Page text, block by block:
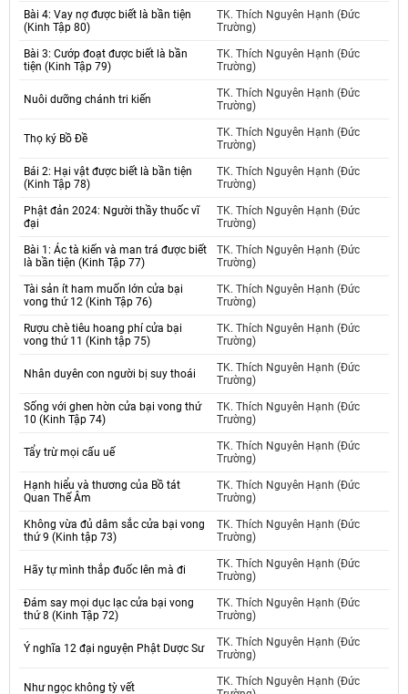
Bài 4: Vay nợ được biết là bần tiện
(Kinh Tập 80)
TK. Thích Nguyên Hạnh (Đức
Trường)
Bài 3: Cướp đoạt được biết là bần
tiện (Kinh Tập 79)
TK. Thích Nguyên Hạnh (Đức
Trường)
Nuôi dưỡng chánh tri kiến
TK. Thích Nguyên Hạnh (Đức
Trường)
Thọ ký Bồ Đề
TK. Thích Nguyên Hạnh (Đức
Trường)
Bái 2: Hại vật được biết là bần tiện
(Kinh Tập 78)
TK. Thích Nguyên Hạnh (Đức
Trường)
Phật đản 2024: Người thầy thuốc vĩ
đại
TK. Thích Nguyên Hạnh (Đức
Trường)
Bài 1: Ác tà kiến và man trá được biết
là bần tiện (Kinh Tập 77)
TK. Thích Nguyên Hạnh (Đức
Trường)
Tài sản ít ham muốn lớn cửa bại
vong thứ 12 (Kinh Tập 76)
TK. Thích Nguyên Hạnh (Đức
Trường)
Rượu chè tiêu hoang phí cửa bại
vong thứ 11 (Kinh tập 75)
TK. Thích Nguyên Hạnh (Đức
Trường)
Nhân duyên con người bị suy thoái
TK. Thích Nguyên Hạnh (Đức
Trường)
Sống với ghen hờn cửa bại vong thứ
10 (Kinh Tập 74)
TK. Thích Nguyên Hạnh (Đức
Trường)
Tẩy trừ mọi cấu uế
TK. Thích Nguyên Hạnh (Đức
Trường)
Hạnh hiểu và thương của Bồ tát
Quan Thế Âm
TK. Thích Nguyên Hạnh (Đức
Trường)
Không vừa đủ dâm sắc cửa bại vong
thứ 9 (Kinh tập 73)
TK. Thích Nguyên Hạnh (Đức
Trường)
Hãy tự mình thắp đuốc lên mà đi
TK. Thích Nguyên Hạnh (Đức
Trường)
Đám say mọi dục lạc cửa bại vong
thứ 8 (Kinh Tập 72)
TK. Thích Nguyên Hạnh (Đức
Trường)
Ý nghĩa 12 đại nguyện Phật Dược Sư
TK. Thích Nguyên Hạnh (Đức
Trường)
Như ngọc không tỳ vết
TK. Thích Nguyên Hạnh (Đức